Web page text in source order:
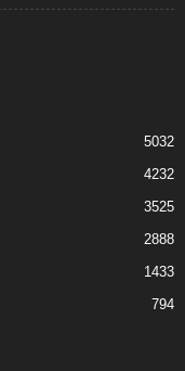
5032
4232
3525
2888
1433
794